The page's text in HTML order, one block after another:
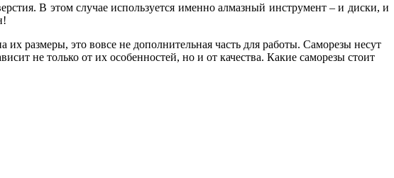
В этом случае используется именно алмазный инструмент – и диски, и
размеры, это вовсе не дополнительная часть для работы. Саморезы несут
не только от их особенностей, но и от качества. Какие саморезы стоит